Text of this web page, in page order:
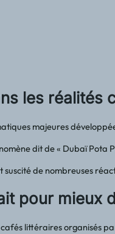
les réalités
majeures
dit de « Dubaï
de nombreuses
pour mieux
littéraires organisés